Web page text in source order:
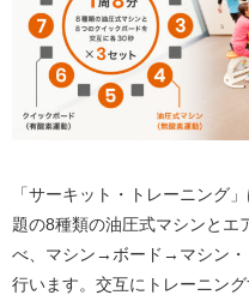
「サーキット・トレーニング
題の8種類の油圧式マシンとエ
べ、マシン→ボード→マシン・
行います。交互にトレーニン